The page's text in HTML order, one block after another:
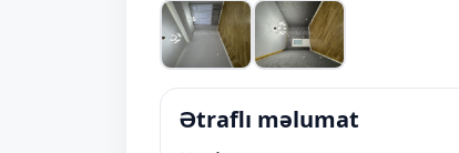
Ətraflı məlumat